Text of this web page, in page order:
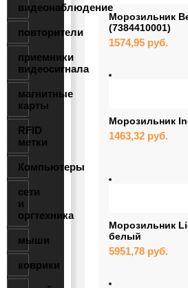
видеонаблюдение
повторители
приемники
видеосигнала
магнитные
карты
RFID
метки
Компьютеры
сети
и
оргтехника
мыши
коврики
Морозильник
(7384410001)
1574,95 руб.
Морозильник
1463,32 руб.
Морозильник
белый
5951,78 руб.